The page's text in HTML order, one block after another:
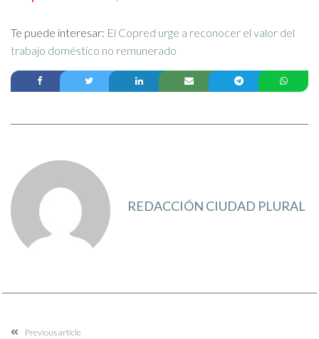
Te puede interesar: El Copred urge a reconocer el valor del
trabajo doméstico no remunerado
REDACCIÓN CIUDAD PLURAL
Previous article